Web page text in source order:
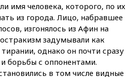
имя человека, которого, по их
из города. Лицо, набравшее
изгонялось из Афин на
задумывали как
однако он почти сразу
борьбы с оппонентами.
в том числе видные